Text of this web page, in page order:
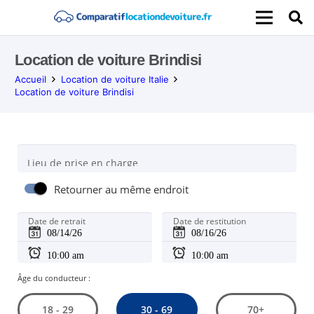
Location de voiture Brindisi
Accueil
Location de voiture Italie
Location de voiture Brindisi
Lieu de prise en charge
Retourner au même endroit
Date de retrait Date de restitution
Âge du conducteur :
18 - 29 30 - 69 70+